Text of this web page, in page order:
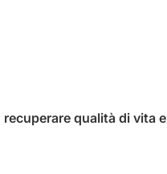
recuperare qualità di vita e